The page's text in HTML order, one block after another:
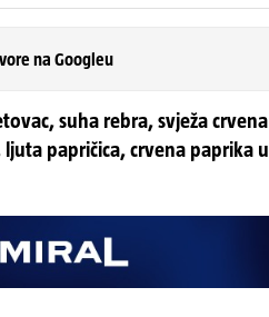
na Googleu
suha rebra, svježa crvena
papričica, crvena paprika u